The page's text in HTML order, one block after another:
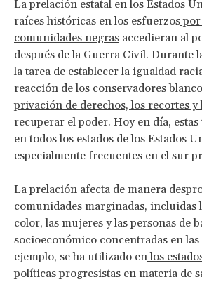
La prelación estatal en los Estados
raíces históricas en los esfuerzospor
comunidades negras accedieran al
después de la Guerra Civil. Durante
la tarea de establecer la igualdad
reacción de los conservadores
privación de derechos, los recortes
recuperar el poder. Hoy en día,
en todos los estados de los Estados
especialmente frecuentes en el sur
La prelación afecta de manera
comunidades marginadas, incluidas
color, las mujeres y las personas de
socioeconómico concentradas en
ejemplo, se ha utilizado enlos
políticas progresistas en materia de